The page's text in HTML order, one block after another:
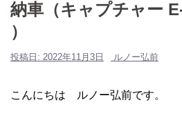
納車（キャプチャー
）
投稿日: 2022年11月3日 ルノー弘前
こんにちは ルノー弘前です。